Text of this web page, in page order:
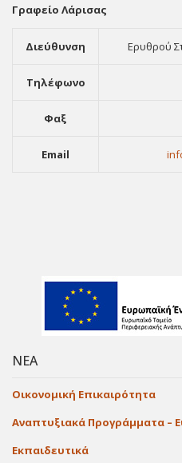
Γραφείο Λάρισας
Διεύθυνση Ερυθρού
Τηλέφωνο
Φαξ
Email
ΝΕΑ
Οικονομική Επικαιρότητα
Αναπτυξιακά Προγράμματα –
Εκπαιδευτικά